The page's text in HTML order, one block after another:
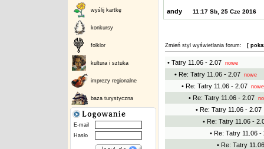
wyślij kartkę
konkursy
folklor
kultura i sztuka
imprezy regionalne
baza turystyczna
E-mail
Hasło
andy 11:17 Sb, 25 Cze 2016
Zmień styl wyświetlania forum: [
• Tatry 11.06 - 2.07nowe
• Re: Tatry 11.06 - 2.07nowe
• Re: Tatry 11.06 - 2.07nowe
• Re: Tatry 11.06 - 2.07
• Re: Tatry 11.06 - 2.07
• Re: Tatry 11.06 -
• Re: Tatry 11.06 -
• Re: Tatry